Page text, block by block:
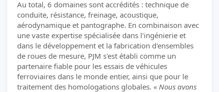
Au total, 6 domaines sont accrédités : technique de
conduite, résistance, freinage, acoustique,
aérodynamique et pantographe. En combinaison avec
une vaste expertise spécialisée dans l'ingénierie et
dans le développement et la fabrication d'ensembles
de roues de mesure, PJM s'est établi comme un
partenaire fiable pour les essais de véhicules
ferroviaires dans le monde entier, ainsi que pour le
traitement des homologations globales. « Nous avons